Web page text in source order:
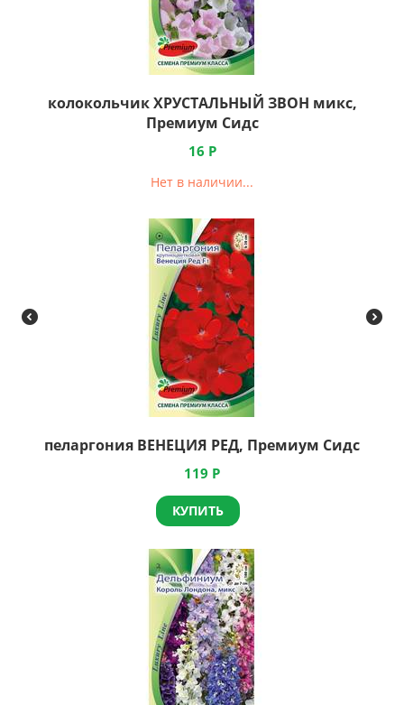
колокольчик ХРУСТАЛЬНЫЙ ЗВОН микс,
Премиум Сидс
16 Р
Нет в наличии...
пеларгония ВЕНЕЦИЯ РЕД, Премиум Сидс
119 Р
КУПИТЬ